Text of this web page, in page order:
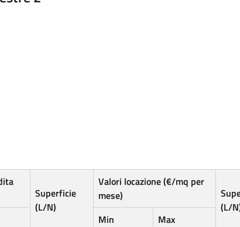
Superficie
(L/N)
Valori locazione (€/mq per
mese)
(L/
Min
Max